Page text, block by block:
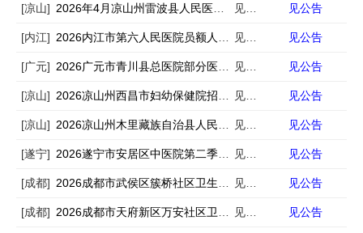
[凉山] 2026年4月凉山州雷波县人民医院招聘专业技术人员若干人 见公告
[内江] 见公告
[广元] 2026广元市青川县总医院部分医疗卫生机构招聘编外专业技术人员10人 见公告
[凉山] 见公告
[凉山] 见公告
[遂宁] 2026遂宁市安居区中医院第二季度非在编专业技术人员招聘3人 见公告
[成都] 见公告
[成都] 见公告